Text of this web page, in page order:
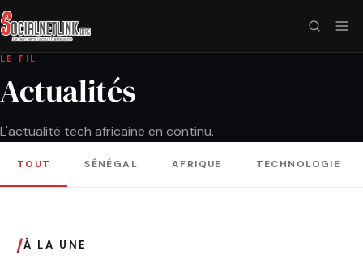
LE FIL
Actualités
L'actualité tech africaine en continu.
TOUT SÉNÉGAL AFRIQUE TECHNOLOGIE
/À LA UNE